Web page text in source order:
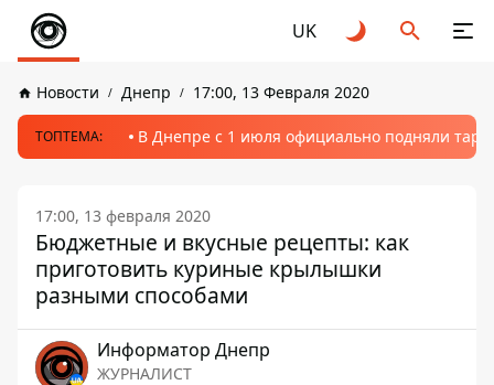
UK
Новости Днепр 17:00, 13 Февраля 2020
ТОПТЕМА: В Днепре с 1 июля официально подняли
17:00, 13 февраля 2020
Бюджетные и вкусные рецепты: как
приготовить куриные крылышки
разными способами
Информатор Днепр
ЖУРНАЛИСТ